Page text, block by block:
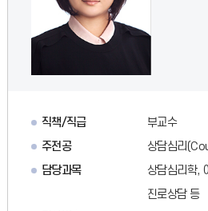
직책/직급
부교수
주전공
상담심리
담당과목
상담심리학,
진로상담 등